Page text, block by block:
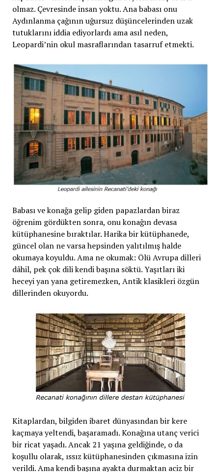
olmaz. Çevresinde insan yoktu. Ana babası onu
Aydınlanma çağının uğursuz düşüncelerinden uzak
tutuklarını iddia ediyorlardı ama asıl neden,
Leopardi’nin okul masraflarından tasarruf etmekti.
Babası ve konağa gelip giden papazlardan biraz
öğrenim gördükten sonra, onu konağın devasa
kütüphanesine bıraktılar. Harika bir kütüphanede,
güncel olan ne varsa hepsinden yalıtılmış halde
okumaya koyuldu. Ama ne okumak: Ölü Avrupa dilleri
dâhil, pek çok dili kendi başına söktü. Yaşıtları iki
heceyi yan yana getiremezken, Antik klasikleri özgün
dillerinden okuyordu.
Kitaplardan, bilgiden ibaret dünyasından bir kere
kaçmaya yeltendi, başaramadı. Konağına utanç verici
bir ricat yaşadı. Ancak 21 yaşına geldiğinde, o da
koşullu olarak, ıssız kütüphanesinden çıkmasına izin
verildi. Ama kendi başına ayakta durmaktan aciz bir